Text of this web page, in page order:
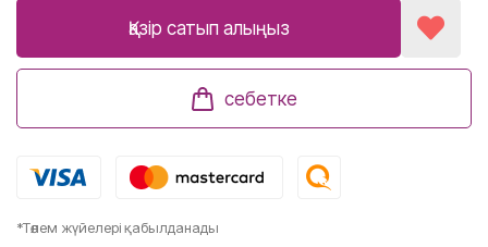
Қазір сатып алыңыз
себетке
*Төлем жүйелері қабылданады